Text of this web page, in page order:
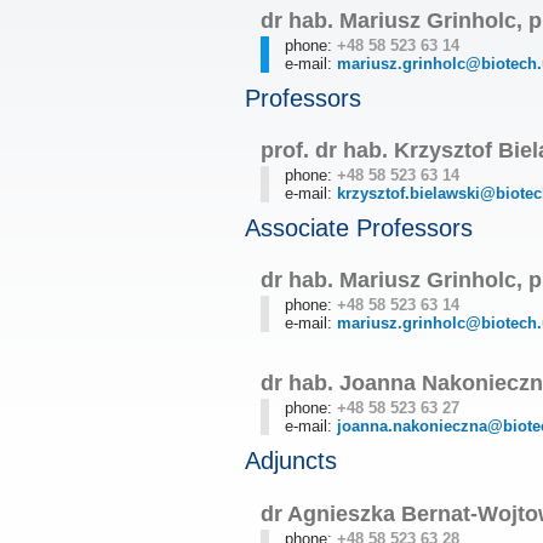
dr hab. Mariusz Grinholc,
phone: +48 58 523 63 14
e-mail:
Professors
prof. dr hab. Krzysztof
phone: +48 58 523 63 14
e-mail:
Associate Professors
dr hab. Mariusz Grinholc,
phone: +48 58 523 63 14
e-mail:
dr hab. Joanna
phone: +48 58 523 63 27
e-mail:
Adjuncts
dr Agnieszka Bernat-
phone: +48 58 523 63 28